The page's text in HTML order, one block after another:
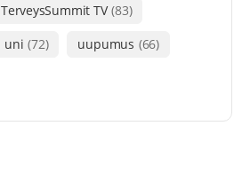
TerveysSummit TV (83)
uni (72) uupumus (66)